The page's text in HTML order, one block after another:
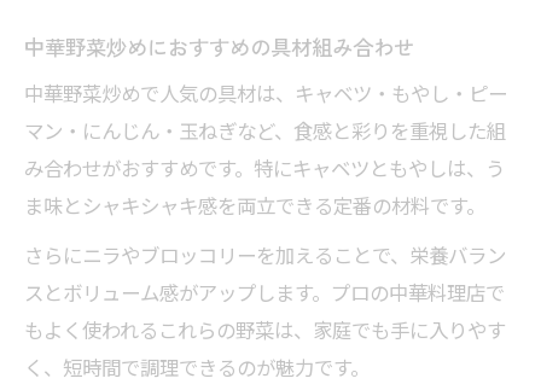
中華野菜炒めにおすすめの具材組み合わせ
中華野菜炒めで人気の具材は、キャベツ・もやし・ピー
マン・にんじん・玉ねぎなど、食感と彩りを重視した組
み合わせがおすすめです。特にキャベツともやしは、う
ま味とシャキシャキ感を両立できる定番の材料です。
さらにニラやブロッコリーを加えることで、栄養バラン
スとボリューム感がアップします。プロの中華料理店で
もよく使われるこれらの野菜は、家庭でも手に入りやす
く、短時間で調理できるのが魅力です。